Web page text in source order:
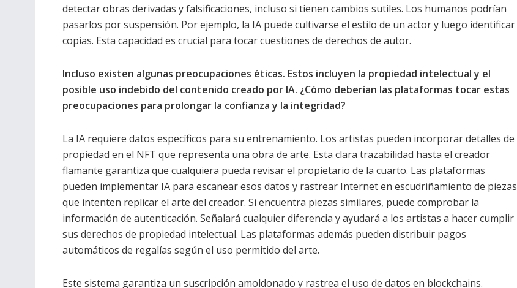
detectar obras derivadas y falsificaciones, incluso si tienen cambios sutiles. Los humanos podrían
pasarlos por suspensión. Por ejemplo, la IA puede cultivarse el estilo de un actor y luego identificar
copias. Esta capacidad es crucial para tocar cuestiones de derechos de autor.
Incluso existen algunas preocupaciones éticas. Estos incluyen la propiedad intelectual y el
posible uso indebido del contenido creado por IA. ¿Cómo deberían las plataformas tocar estas
preocupaciones para prolongar la confianza y la integridad?
La IA requiere datos específicos para su entrenamiento. Los artistas pueden incorporar detalles de
propiedad en el NFT que representa una obra de arte. Esta clara trazabilidad hasta el creador
flamante garantiza que cualquiera pueda revisar el propietario de la cuarto. Las plataformas
pueden implementar IA para escanear esos datos y rastrear Internet en escudriñamiento de piezas
que intenten replicar el arte del creador. Si encuentra piezas similares, puede comprobar la
información de autenticación. Señalará cualquier diferencia y ayudará a los artistas a hacer cumplir
sus derechos de propiedad intelectual. Las plataformas además pueden distribuir pagos
automáticos de regalías según el uso permitido del arte.
Este sistema garantiza un suscripción amoldonado y rastrea el uso de datos en blockchains.